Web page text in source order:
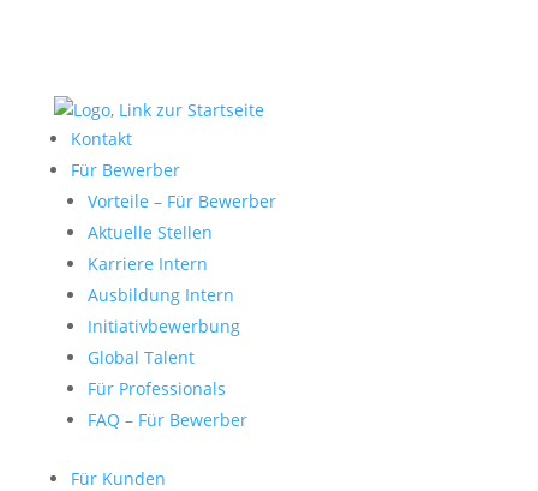
Kontakt
Für Bewerber
Vorteile – Für Bewerber
Aktuelle Stellen
Karriere Intern
Ausbildung Intern
Initiativbewerbung
Global Talent
Für Professionals
FAQ – Für Bewerber
Für Kunden